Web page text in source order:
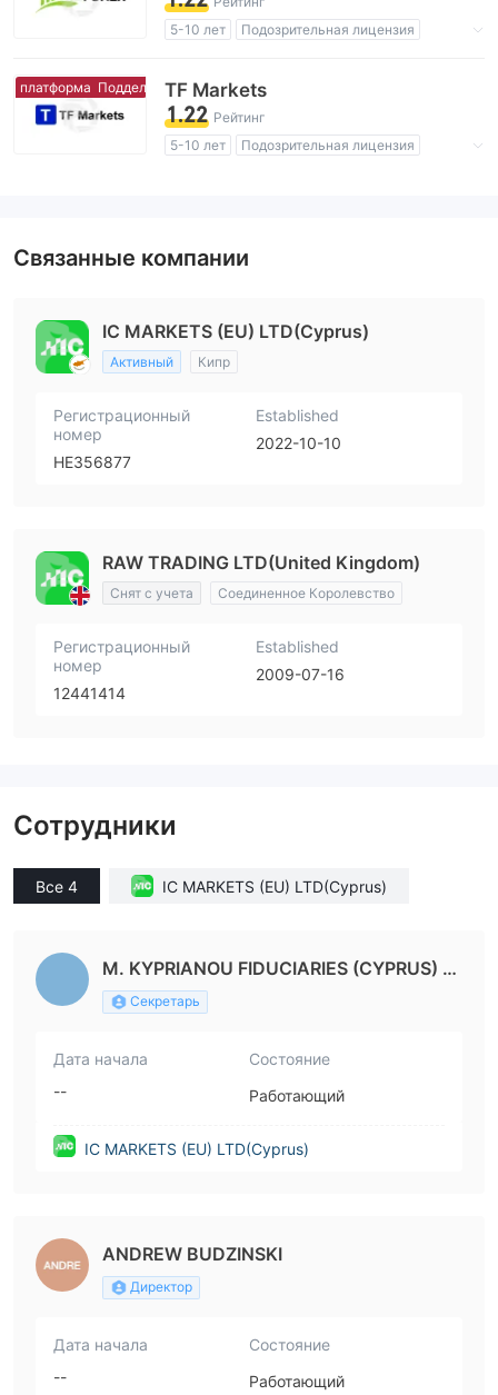
5-10 лет
Подозрительная лицензия
Схожие с Австралия поддельные трейдеры
Высокие потенциальные риски
Поддельная платформа
TF Markets
1.22 Рейтинг
5-10 лет
Подозрительная лицензия
Связанные компании
IC MARKETS (EU) LTD(Cyprus)
Активный Кипр
Регистрационный
номер
HE356877
Established
2022-10-10
RAW TRADING LTD(United Kingdom)
Снят с учета Соединенное Королевство
Регистрационный
номер
12441414
Established
2009-07-16
Сотрудники
Все 4 IC MARKETS (EU) LTD(Cyprus)
M. KYPRIANOU FIDUCIARIES (CYPRUS) L
TD Секретарь
Дата начала
--
Состояние
Работающий
IC MARKETS (EU) LTD(Cyprus)
ANDREW BUDZINSKI
Директор
Дата начала
--
Состояние
Работающий